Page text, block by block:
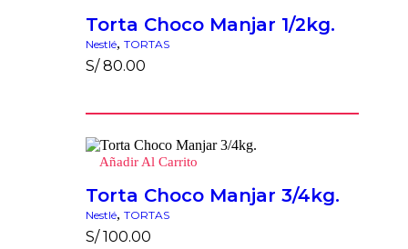
Torta Choco Manjar 1/2kg.
Nestlé, TORTAS
S/80.00
Añadir Al Carrito
Torta Choco Manjar 3/4kg.
Nestlé, TORTAS
S/100.00